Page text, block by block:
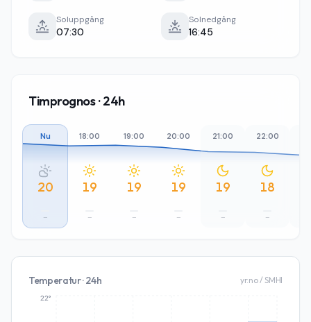
Soluppgång
07:30
Solnedgång
16:45
Timprognos · 24h
Nu
20
–
18:00
19
–
19:00
19
–
20:00
19
–
21:00
19
–
22:00
18
–
Temperatur · 24h yr.no / SMHI
22°